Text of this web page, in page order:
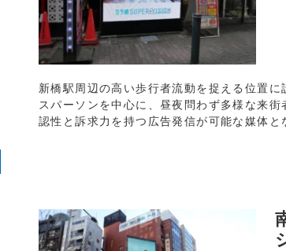
新橋駅周辺の高い歩行者流動を捉える位置
スパーソンを中心に、昼夜問わず多様な来
認性と訴求力を持つ広告発信が可能な媒体と